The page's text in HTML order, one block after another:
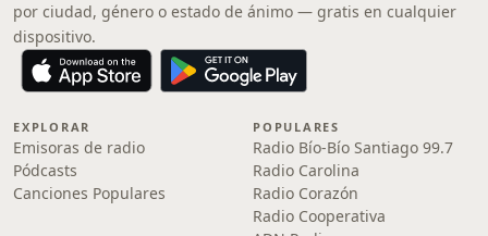
por ciudad, género o estado de ánimo — gratis en cualquier
dispositivo.
EXPLORAR
Emisoras de radio
Pódcasts
Canciones Populares
POPULARES
Radio Bío-Bío Santiago 99.7
Radio Carolina
Radio Corazón
Radio Cooperativa